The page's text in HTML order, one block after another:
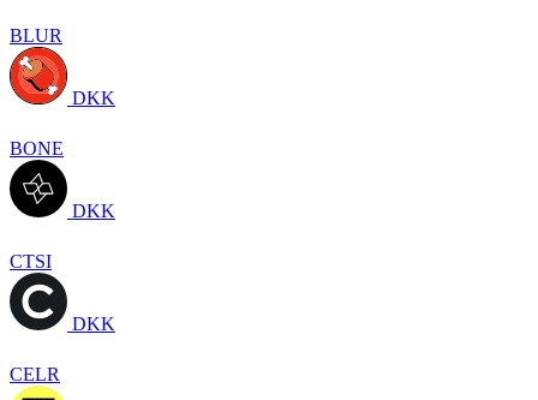
BLUR
DKK
BONE
DKK
CTSI
DKK
CELR